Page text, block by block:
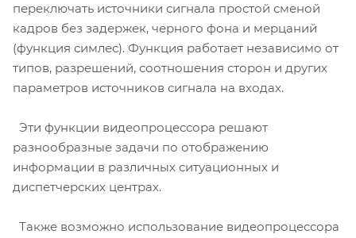
переключать источники сигнала простой сменой
кадров без задержек, черного фона и мерцаний
(функция симлес). Функция работает независимо от
типов, разрешений, соотношения сторон и других
параметров источников сигнала на входах.
Эти функции видеопроцессора решают
разнообразные задачи по отображению
информации в различных ситуационных и
диспетчерских центрах.
Также возможно использование видеопроцессора